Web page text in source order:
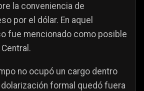
la conveniencia de
por el dólar. En aquel
fue mencionado como posible
no ocupó un cargo dentro
formal quedó fuera